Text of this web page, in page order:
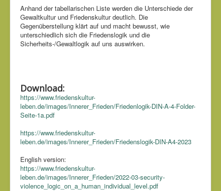
Anhand der tabellarischen Liste werden die Unterschiede der
Gewaltkultur und Friedenskultur deutlich. Die
Gegenüberstellung klärt auf und macht bewusst, wie
unterschiedlich sich die Friedenslogik und die
Sicherheits-/Gewaltlogik auf uns auswirken.
Download:
https://www.friedenskultur-
leben.de/images/Innerer_Frieden/Friedenlogik-DIN-A-4-Folder-
Seite-1a.pdf
https://www.friedenskultur-
leben.de/images/Innerer_Frieden/Friedenslogik-DIN-A4-2023
English version:
https://www.friedenskultur-
leben.de/images/Innerer_Frieden/2022-03-security-
violence_logic_on_a_human_individual_level.pdf